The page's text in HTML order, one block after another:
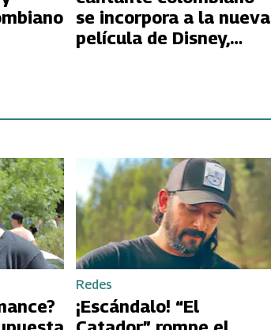
se incorpora a la nueva
película de Disney,
Redes
¡Escándalo! “El